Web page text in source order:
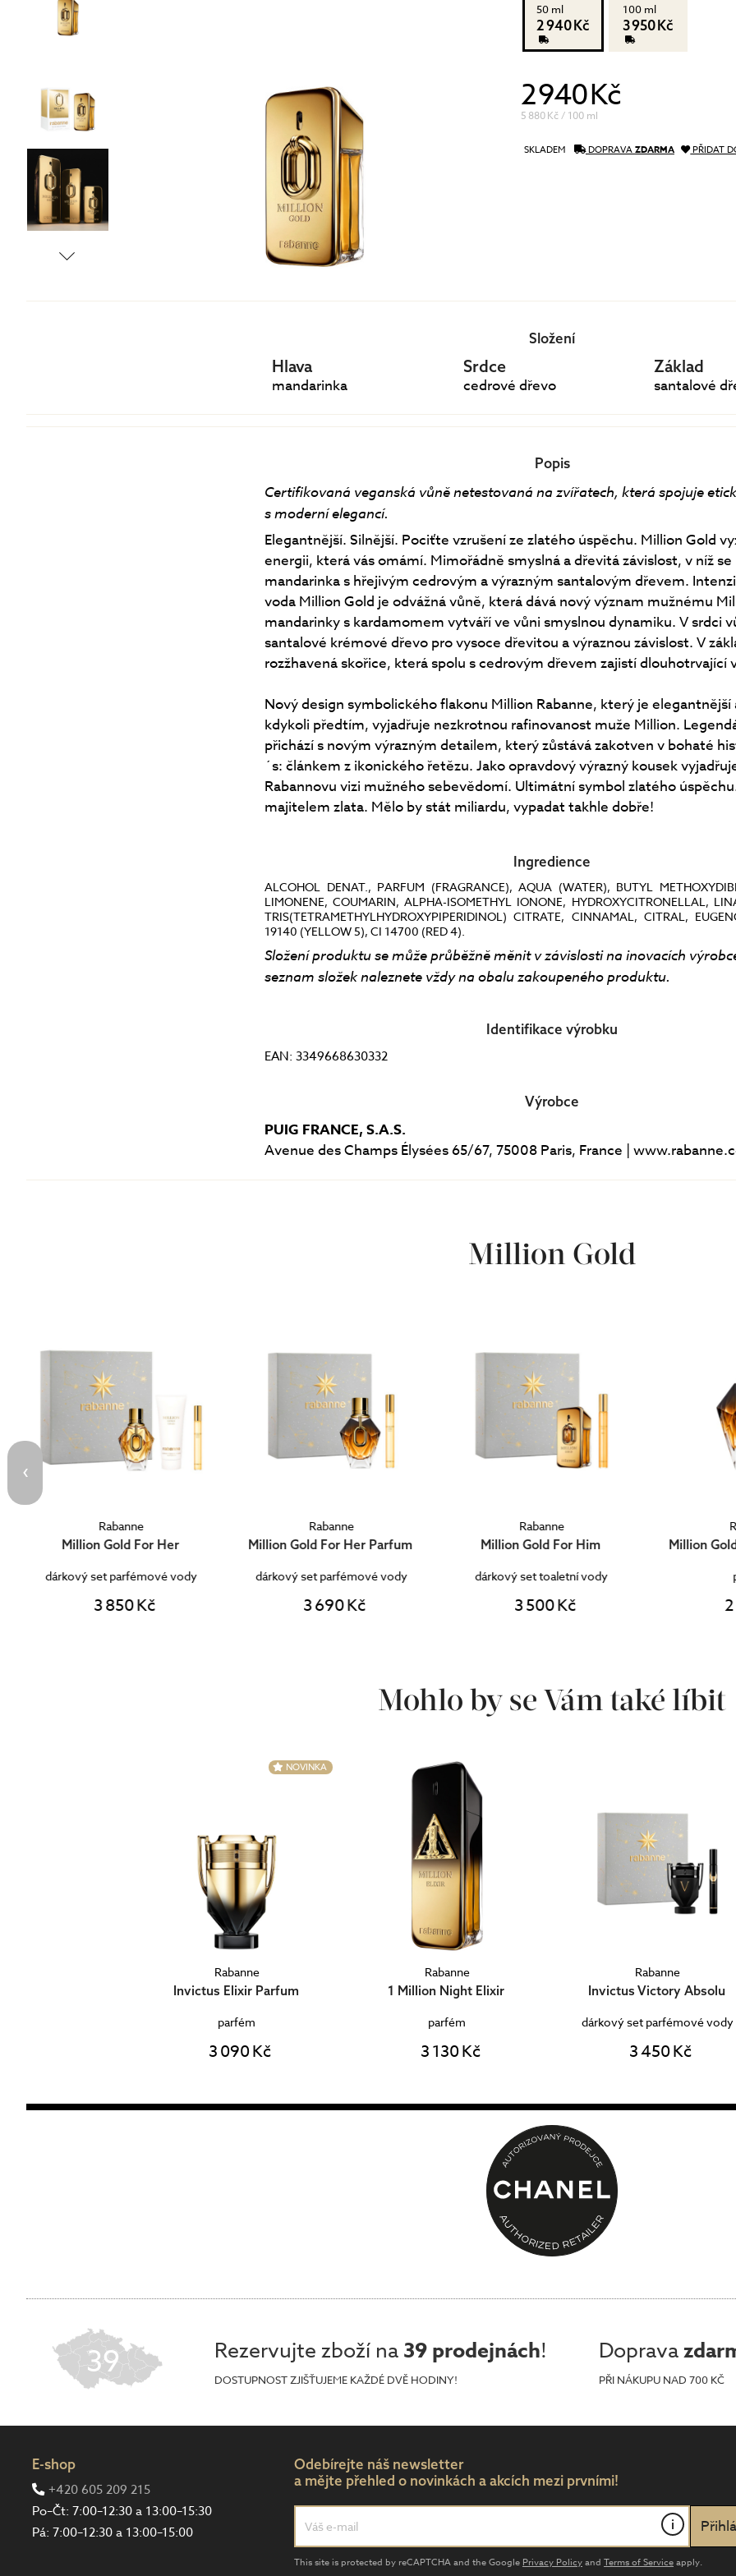
24 hodinové
péče o řasy a obočí
Dárkové kazety
DOPLŇKY
50 ml
2 940 Kč
100 ml
3 950 Kč
2 940 Kč
5 880 Kč / 100 ml
SKLADEM DOPRAVA ZDARMA PŘIDAT
Složení
Hlava
mandarinka
Srdce
cedrové dřevo
Základ
santalové
Popis
Certifikovaná veganská vůně netestovaná na zvířatech, která spojuje
s moderní elegancí.
Elegantnější. Silnější. Pociťte vzrušení ze zlatého úspěchu. Million Gold
energii, která vás omámí. Mimořádně smyslná a dřevitá závislost, v níž se
mandarinka s hřejivým cedrovým a výrazným santalovým dřevem.
voda Million Gold je odvážná vůně, která dává nový význam mužnému
mandarinky s kardamomem vytváří ve vůni smyslnou dynamiku. V srdci
santalové krémové dřevo pro vysoce dřevitou a výraznou závislost. V
rozžhavená skořice, která spolu s cedrovým dřevem zajistí dlouhotrvající
Nový design symbolického flakonu Million Rabanne, který je
kdykoli předtím, vyjadřuje nezkrotnou rafinovanost muže Million.
přichází s novým výrazným detailem, který zůstává zakotven v bohaté
´s: článkem z ikonického řetězu. Jako opravdový výrazný kousek
Rabannovu vizi mužného sebevědomí. Ultimátní symbol zlatého
majitelem zlata. Mělo by stát miliardu, vypadat takhle dobře!
Ingredience
ALCOHOL DENAT., PARFUM (FRAGRANCE), AQUA (WATER), BUTYL
LIMONENE, COUMARIN, ALPHA-ISOMETHYL IONONE, HYDROXYCITRONELLAL,
TRIS(TETRAMETHYLHYDROXYPIPERIDINOL) CITRATE, CINNAMAL, CITRAL,
19140 (YELLOW 5), CI 14700 (RED 4).
Složení produktu se může průběžně měnit v závislosti na inovacích
seznam složek naleznete vždy na obalu zakoupeného produktu.
Identifikace výrobku
EAN: 3349668630332
Výrobce
PUIG FRANCE, S.A.S.
Avenue des Champs Élysées 65/67, 75008 Paris, France |
Million Gold
Rabanne
Million Gold For Her Parfum
dárkový set parfémové vody
3 690 Kč
Rabanne
Million Gold For Him
dárkový set toaletní vody
3 500 Kč
Rabanne
Million Gold For Her Parfum
parfém
2 620 Kč
Million
Mohlo by se Vám také líbit
Rabanne
Invictus Elixir Parfum
parfém
3 090 Kč
Rabanne
1 Million Night Elixir
parfém
3 130 Kč
Rabanne
Invictus Victory Absolu
dárkový set parfémové vody
3 450 Kč
39 Rezervujte zboží na 39 prodejnách!
DOSTUPNOST ZJIŠŤUJEME KAŽDÉ DVĚ HODINY!
Doprava
PŘI NÁKUPU NAD 700 KČ
E-shop
+420 605 209 215
Po–Čt: 7:00–12:30 a 13:00–15:30
Pá: 7:00–12:30 a 13:00–15:00
Odebírejte náš newsletter
a mějte přehled o novinkách a akcích mezi prvními!
i
This site is protected by reCAPTCHA and the Google Privacy Policyand Terms of Serviceapply.